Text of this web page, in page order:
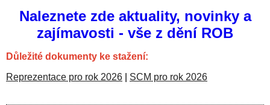
Naleznete zde aktuality, novinky a
zajímavosti - vše z dění ROB
Důležité dokumenty ke stažení:
Reprezentace pro rok 2026
SCM pro rok 2026